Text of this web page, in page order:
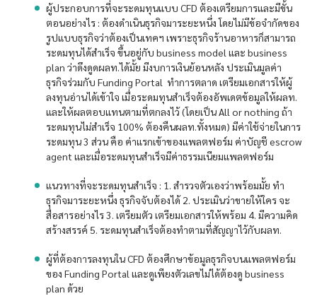
ผู้ประกอบการที่จะระดมทุนแบบ CFD ต้องเตรียมการและมีขั้น
ตอนอย่างไร : ต้องดำเนินธุรกิจมาระยะหนึ่ง โดยไม่มีข้อจำกัดของ
รูปแบบธุรกิจว่าต้องเป็นเทคฯ เพราะธุรกิจร้านอาหารก็สามารถ
ระดมทุนได้สำเร็จ ขึ้นอยู่กับ business model และ business
plan ว่าดึงดูดผลท.ได้มั้ย มีงบการเงินย้อนหลัง ประเมินมูลค่า
ธุรกิจร่วมกับ Funding Portal ทำการตลาด เตรียมเอกสารให้ผู้
ลงทุนอ่านได้เข้าใจ เมื่อระดมทุนสำเร็จต้องอัพเดตข้อมูลให้ผลท.
และให้ผลตอบแทนตามที่ตกลงไว้ (โดยเป็น All or nothing ถ้า
ระดมทุนไม่สำเร็จ 100% ต้องคืนผลท.ทั้งหมด) มีค่าใช้จ่ายในการ
ระดมทุน 3 ส่วน คือ ค่าแรกเข้าของแพลตฟอร์ม ค่าบัญชี escrow
agent และเมื่อระดมทุนสำเร็จมีค่าธรรมเนียมแพลตฟอร์ม
แนวทางที่จะระดมทุนสำเร็จ : 1. สำรวจตัวเองว่าพร้อมมั้ย ทำ
ธุรกิจมาระยะหนึ่ง ธุรกิจจับต้องได้ 2. ประเมินว่าขายให้ใคร จะ
สื่อสารอย่างไร 3. เตรียมตัว เตรียมเอกสารให้พร้อม 4. มีความคิด
สร้างสรรค์ 5. ระดมทุนสำเร็จต้องทำตามที่สัญญาไว้กับผลท.
ผู้ที่ต้องการลงทุนใน CFD ต้องศึกษาข้อมูลธุรกิจบนแพลตฟอร์ม
ของ Funding Portal และดูเพียงตัวเลขไม่ได้ต้องดู business
plan ด้วย